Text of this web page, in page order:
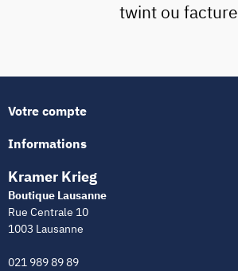
twint ou facture
Votre compte
Informations
Kramer Krieg
Boutique Lausanne
Rue Centrale 10
1003 Lausanne
021 989 89 89